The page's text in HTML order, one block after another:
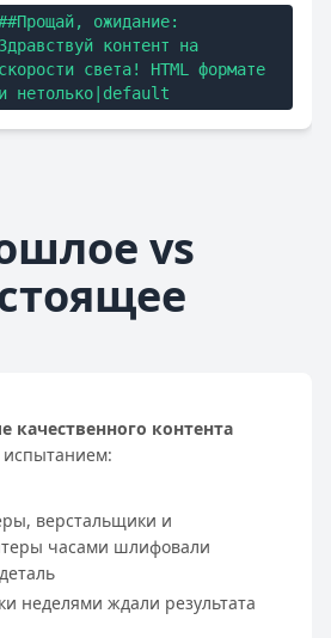
ожидание:
Здравствуй контент на
скорости света! HTML формате
и нетолько|default
vs
качественного контента
верстальщики и
часами шлифовали
неделями ждали результата